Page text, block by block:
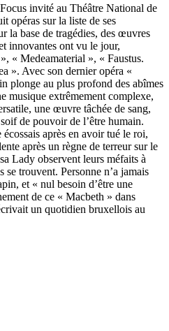
invité au Théâtre National de
opéras sur la liste de ses
la base de tragédies, des œuvres
innovantes ont vu le jour,
« Medeamaterial », « Faustus.
». Avec son dernier opéra «
plonge au plus profond des abîmes
musique extrêmement complexe,
une œuvre tâchée de sang,
de pouvoir de l’être humain.
après en avoir tué le roi,
après un règne de terreur sur le
Lady observent leurs méfaits à
trouvent. Personne n’a jamais
et « nul besoin d’être une
de ce « Macbeth » dans
un quotidien bruxellois au